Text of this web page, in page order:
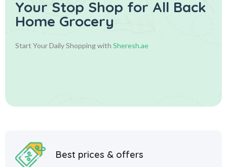
Your Stop Shop for All Back
Home Grocery
Start Your Daily Shopping with Sheresh.ae
Best prices & offers